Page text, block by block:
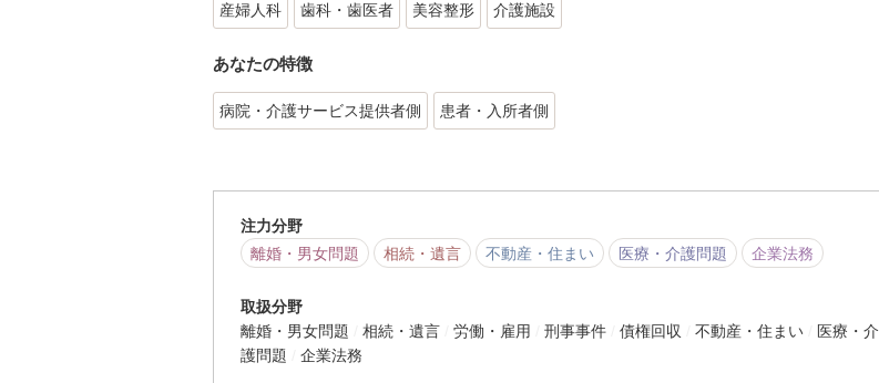
産婦人科 歯科・歯医者 美容整形 介護施設
あなたの特徴
病院・介護サービス提供者側 患者・入所者側
注力分野
離婚・男女問題
相続・遺言 不動産・住まい 医療・介護問題 企業法務
取扱分野
離婚・男女問題
相続・遺言 労働・雇用 刑事事件 債権回収 不動産・住まい
医療・介
護問題
企業法務